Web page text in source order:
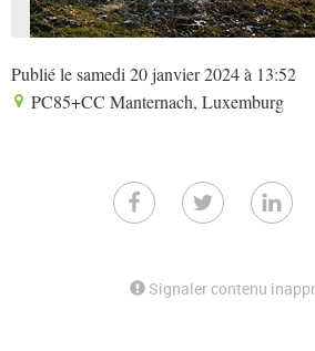
Publié le samedi 20 janvier 2024 à 13:52
PC85+CC Manternach, Luxemburg
Signaler contenu